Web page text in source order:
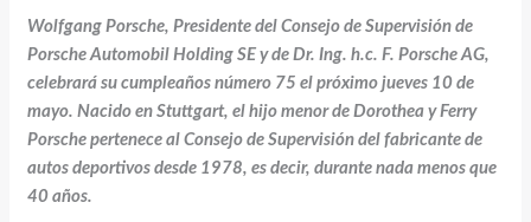
Wolfgang Porsche, Presidente del Consejo de Supervisión de
Porsche Automobil Holding SE y de Dr. Ing. h.c. F. Porsche AG,
celebrará su cumpleaños número 75 el próximo jueves 10 de
mayo. Nacido en Stuttgart, el hijo menor de Dorothea y Ferry
Porsche pertenece al Consejo de Supervisión del fabricante de
autos deportivos desde 1978, es decir, durante nada menos que
40 años.